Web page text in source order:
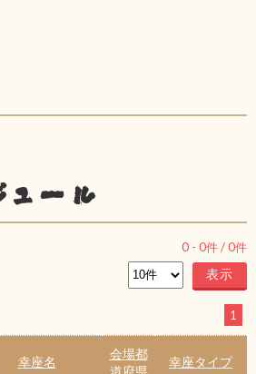
ュール
0 - 0件 /0件
1
幸座名
会場都
道府県
幸座タイプ